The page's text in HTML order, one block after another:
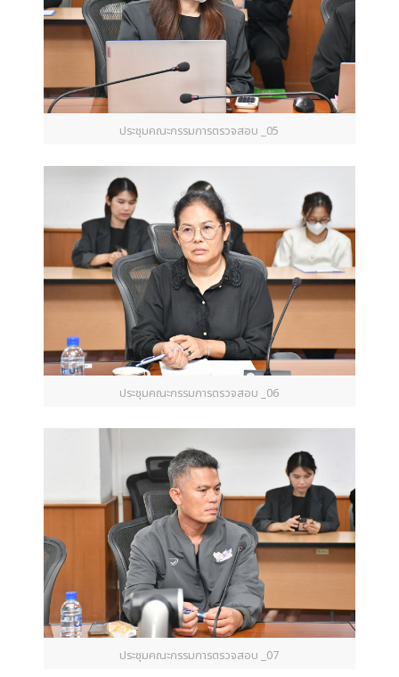
ประชุมคณะกรรมการตรวจสอบ _05
ประชุมคณะกรรมการตรวจสอบ _06
ประชุมคณะกรรมการตรวจสอบ _07